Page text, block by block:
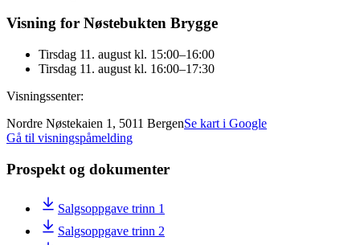
Visning for Nøstebukten Brygge
Tirsdag 11. august kl. 15:00–16:00
Tirsdag 11. august kl. 16:00–17:30
Visningssenter:
Nordre Nøstekaien 1, 5011 BergenSe kart i Google
Gå til visningspåmelding
Prospekt og dokumenter
Salgsoppgave trinn 1
Salgsoppgave trinn 2